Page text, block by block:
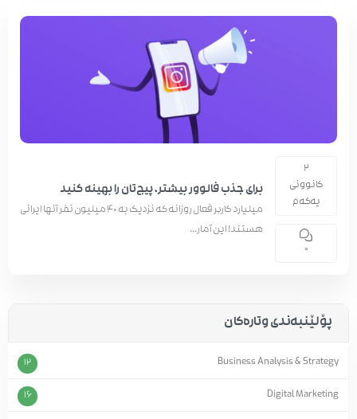
2
کانوونی
یەکەم
0
برای جذب فالوور بیشتر، پیج‌تان را بهینه کنید
میلیارد کاربر فعال روزانه که نزدیک به 40 میلیون نفر آنها ایرانی
هستند! این آمار...
پۆلێنبەندی وتارەکان
Business Analysis & Strategy
12
Digital Marketing
16